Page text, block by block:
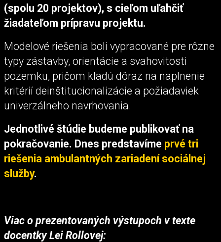
(spolu 20 projektov), s cieľom uľahčiť
žiadateľom prípravu projektu.
Modelové riešenia boli vypracované pre rôzne
typy zástavby, orientácie a svahovitosti
pozemku, pričom kladú dôraz na naplnenie
kritérií deinštitucionalizácie a požiadaviek
univerzálneho navrhovania.
Jednotlivé štúdie budeme publikovať na
pokračovanie. Dnes predstavíme prvé tri
riešenia ambulantných zariadení sociálnej
služby.
Viac o prezentovaných výstupoch v texte
docentky Lei Rollovej: